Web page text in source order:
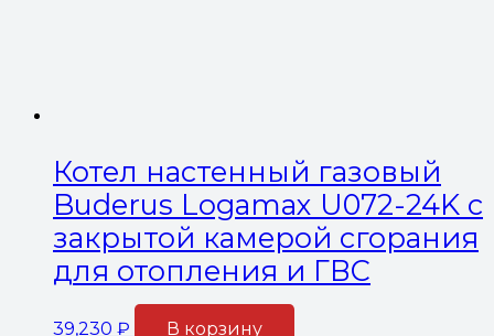
Котел настенный газовый
Buderus Logamax U072-24K с
закрытой камерой сгорания
для отопления и ГВС
39,230 ₽ В корзину